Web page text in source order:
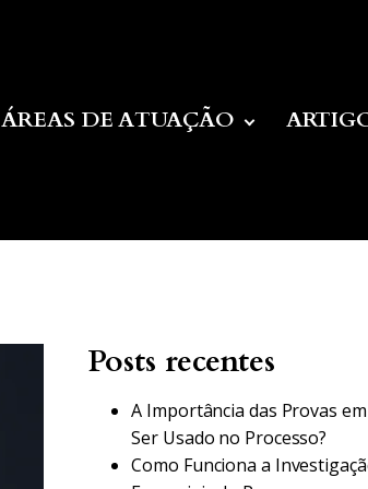
ÁREAS DE ATUAÇÃO
Posts recentes
A Importância das Provas
Ser Usado no Processo?
Como Funciona a